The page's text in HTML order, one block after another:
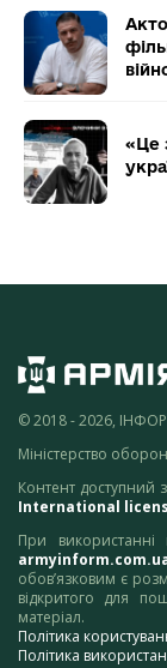
«Це
© 2018 - 2026,
Міністерство
Контент доступний
International
При
обов’язковим є
відкритого для
матеріал.
Політика
Політика